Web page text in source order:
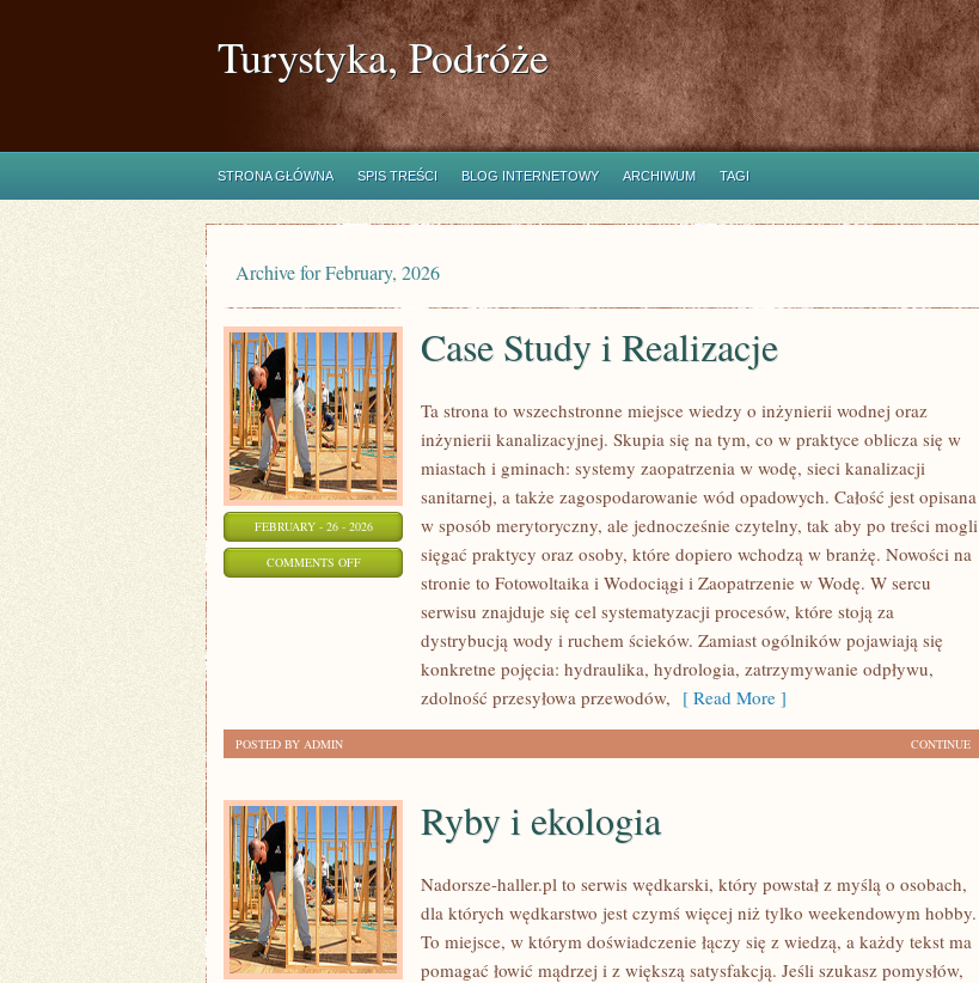
Turystyka, Podróże
STRONA GŁÓWNA SPIS TREŚCI BLOG INTERNETOWY ARCHIWUM TAGI
Archive for February, 2026
FEBRUARY - 26 - 2026
COMMENTS OFFON
REALIZACJE
Case Study i Realizacje
Ta strona to wszechstronne miejsce wiedzy o inżynierii wodnej oraz
inżynierii kanalizacyjnej. Skupia się na tym, co w praktyce oblicza się w
miastach i gminach: systemy zaopatrzenia w wodę, sieci kanalizacji
sanitarnej, a także zagospodarowanie wód opadowych. Całość jest opisana
w sposób merytoryczny, ale jednocześnie czytelny, tak aby po treści mogli
sięgać praktycy oraz osoby, które dopiero wchodzą w branżę. Nowości na
stronie to Fotowoltaika i Wodociągi i Zaopatrzenie w Wodę. W sercu
serwisu znajduje się cel systematyzacji procesów, które stoją za
dystrybucją wody i ruchem ścieków. Zamiast ogólników pojawiają się
konkretne pojęcia: hydraulika, hydrologia, zatrzymywanie odpływu,
zdolność przesyłowa przewodów, [ Read More ]
CONTINUE
POSTED BY ADMIN
Ryby i ekologia
Nadorsze-haller.pl to serwis wędkarski, który powstał z myślą o osobach,
dla których wędkarstwo jest czymś więcej niż tylko weekendowym hobby.
To miejsce, w którym doświadczenie łączy się z wiedzą, a każdy tekst ma
pomagać łowić mądrzej i z większą satysfakcją. Jeśli szukasz pomysłów,